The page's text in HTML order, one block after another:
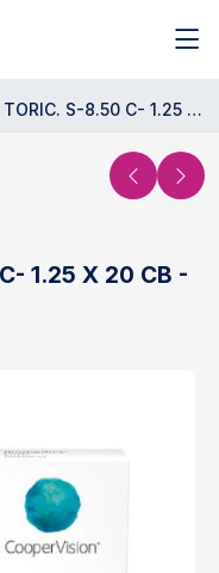
S-8.50 C- 1.25 X 20 CB - 8.7
1.25 X 20 CB -